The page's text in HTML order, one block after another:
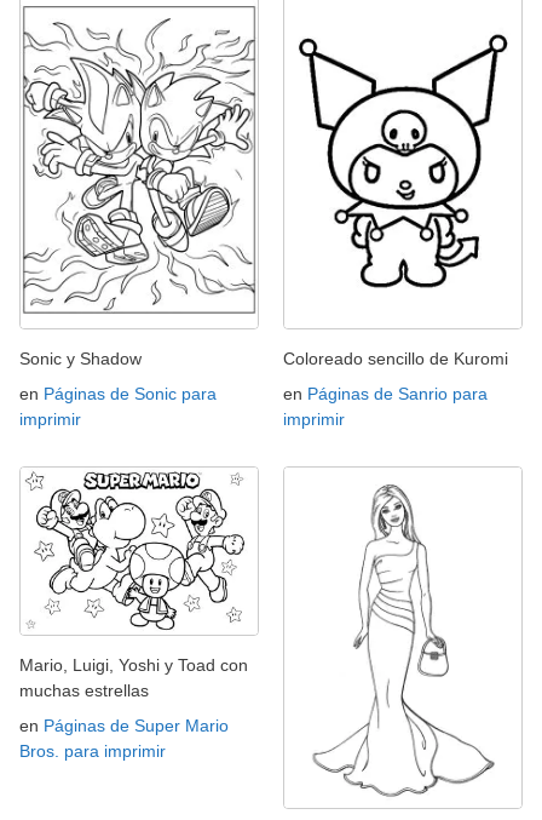
Sonic y Shadow
en Páginas de Sonic para
imprimir
Coloreado sencillo de Kuromi
en Páginas de Sanrio para
imprimir
Mario, Luigi, Yoshi y Toad con
muchas estrellas
en Páginas de Super Mario
Bros. para imprimir